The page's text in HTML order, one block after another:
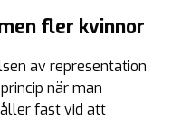
fler kvinnor
av representation
när man
fast vid att